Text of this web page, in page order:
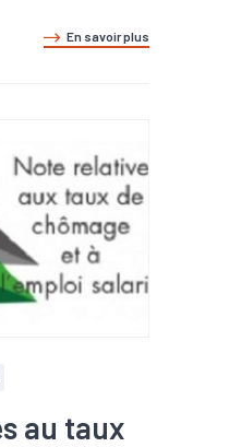
En savoir plus
au taux